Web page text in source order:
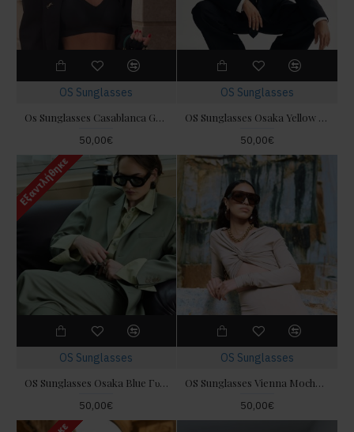
OS Sunglasses
Os Sunglasses Casablanca Green Γυαλιά Ηλίου
50,00€
OS Sunglasses
OS Sunglasses Osaka Yellow Γυαλιά Ηλίου
50,00€
Εξαντλήθηκε
OS Sunglasses
OS Sunglasses Osaka Blue Γυαλιά Ηλίου
50,00€
OS Sunglasses
OS Sunglasses Vienna Mocha Γυαλιά Ηλίου
50,00€